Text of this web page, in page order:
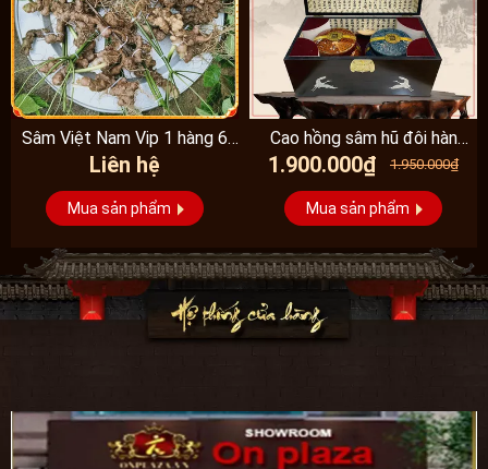
Sâm Việt Nam Vip 1 hàng 6
đến 8 năm...
Liên hệ
Mua sản phẩm
Cao hồng sâm hũ đôi hàn
quốc pocheon - NS885
1.900.000₫ 1.950.000₫
Mua sản phẩm